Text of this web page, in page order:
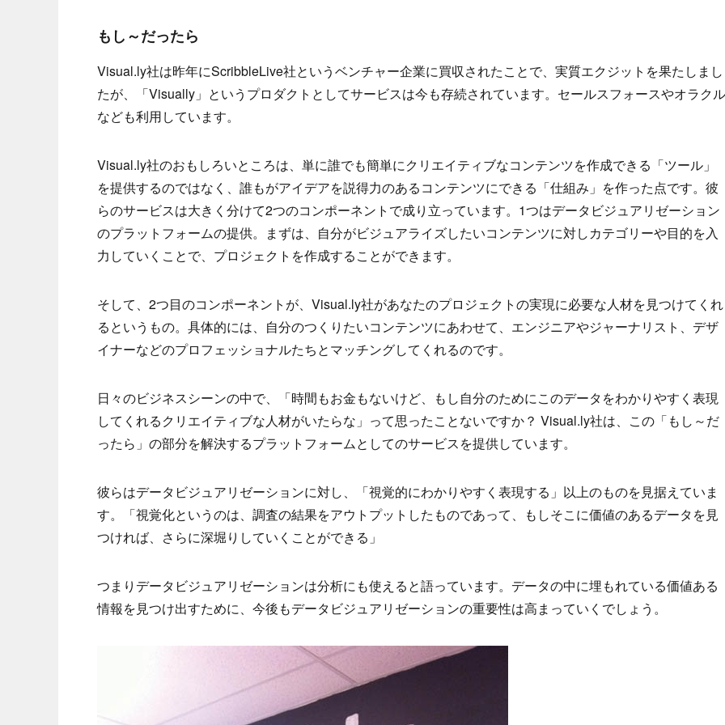
もし～だったら
Visual.ly社は昨年にScribbleLive社というベンチャー企業に買収されたことで、実質エクジットを果たしまし
たが、「Visually」というプロダクトとしてサービスは今も存続されています。セールスフォースやオラクル
なども利用しています。
Visual.ly社のおもしろいところは、単に誰でも簡単にクリエイティブなコンテンツを作成できる「ツール」
を提供するのではなく、誰もがアイデアを説得力のあるコンテンツにできる「仕組み」を作った点です。彼
らのサービスは大きく分けて2つのコンポーネントで成り立っています。1つはデータビジュアリゼーション
のプラットフォームの提供。まずは、自分がビジュアライズしたいコンテンツに対しカテゴリーや目的を入
力していくことで、プロジェクトを作成することができます。
そして、2つ目のコンポーネントが、Visual.ly社があなたのプロジェクトの実現に必要な人材を見つけてくれ
るというもの。具体的には、自分のつくりたいコンテンツにあわせて、エンジニアやジャーナリスト、デザ
イナーなどのプロフェッショナルたちとマッチングしてくれるのです。
日々のビジネスシーンの中で、「時間もお金もないけど、もし自分のためにこのデータをわかりやすく表現
してくれるクリエイティブな人材がいたらな」って思ったことないですか？ Visual.ly社は、この「もし～だ
ったら」の部分を解決するプラットフォームとしてのサービスを提供しています。
彼らはデータビジュアリゼーションに対し、「視覚的にわかりやすく表現する」以上のものを見据えていま
す。「視覚化というのは、調査の結果をアウトプットしたものであって、もしそこに価値のあるデータを見
つければ、さらに深堀りしていくことができる」
つまりデータビジュアリゼーションは分析にも使えると語っています。データの中に埋もれている価値ある
情報を見つけ出すために、今後もデータビジュアリゼーションの重要性は高まっていくでしょう。